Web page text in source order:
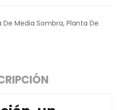
De Media Sombra, Planta De